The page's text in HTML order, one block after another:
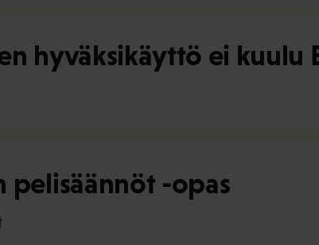
hyväksikäyttö ei kuulu
pelisäännöt -opas